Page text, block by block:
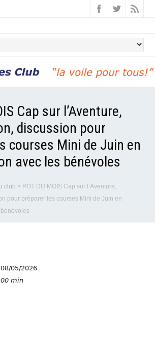
Cap sur l’Aventure,
discussion pour
courses Mini de Juin en
avec les bénévoles
club > POT DU MOIS Cap sur l’Aventure,
pour préparer les courses Mini de Juin en
05/2026
min